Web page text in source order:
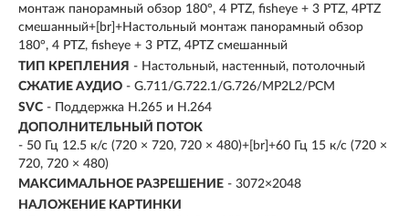
монтаж панорамный обзор 180°, 4 PTZ, fisheye + 3 PTZ, 4PTZ
смешанный+[br]+Настольный монтаж панорамный обзор
180°, 4 PTZ, fisheye + 3 PTZ, 4PTZ смешанный
ТИП КРЕПЛЕНИЯ - Настольный, настенный, потолочный
СЖАТИЕ АУДИО - G.711/G.722.1/G.726/MP2L2/PCM
SVC - Поддержка H.265 и H.264
ДОПОЛНИТЕЛЬНЫЙ ПОТОК
- 50 Гц 12.5 к/с (720 × 720, 720 × 480)+[br]+60 Гц 15 к/с (720 ×
720, 720 × 480)
МАКСИМАЛЬНОЕ РАЗРЕШЕНИЕ - 3072×2048
НАЛОЖЕНИЕ КАРТИНКИ